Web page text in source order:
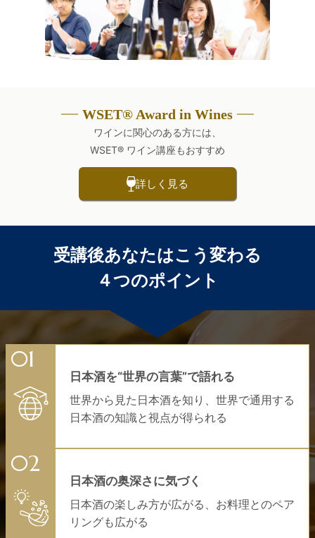
WSET® Award in Wines
ワインに関心のある方には、
WSET® ワイン講座もおすすめ
詳しく見る
受講後あなたはこう変わる
４つのポイント
日本酒を“世界の言葉”で語れる
世界から見た日本酒を知り、世界で通用する
日本酒の知識と視点が得られる
日本酒の奥深さに気づく
日本酒の楽しみ方が広がる、お料理とのペア
リングも広がる